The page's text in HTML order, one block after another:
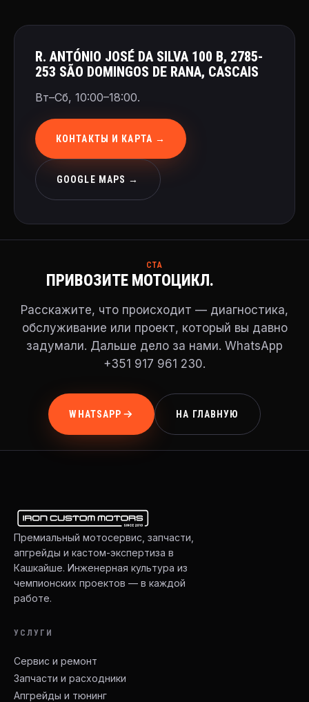
R. ANTÓNIO JOSÉ DA SILVA 100 B, 2785-
253 SÃO DOMINGOS DE RANA, CASCAIS
Вт–Сб, 10:00–18:00.
КОНТАКТЫ И КАРТА →
GOOGLE MAPS →
CTA
ПРИВОЗИТЕ МОТОЦИКЛ.
Расскажите, что происходит — диагностика,
обслуживание или проект, который вы давно
задумали. Дальше дело за нами. WhatsApp
+351 917 961 230.
WHATSAPP НА ГЛАВНУЮ
Премиальный мотосервис, запчасти,
апгрейды и кастом-экспертиза в
Кашкайше. Инженерная культура из
чемпионских проектов — в каждой
работе.
УСЛУГИ
Сервис и ремонт
Запчасти и расходники
Апгрейды и тюнинг